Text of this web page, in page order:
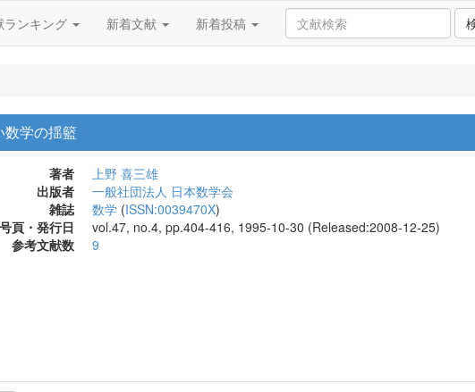
ランキング 新着文献 新着投稿
数学の揺籃
著者
上野 喜三雄
出版者
一般社団法人 日本数学会
雑誌
数学 (ISSN:0039470X)
頁・発行日
vol.47, no.4, pp.404-416, 1995-10-30 (Released:2008-12-25)
参考文献数
9